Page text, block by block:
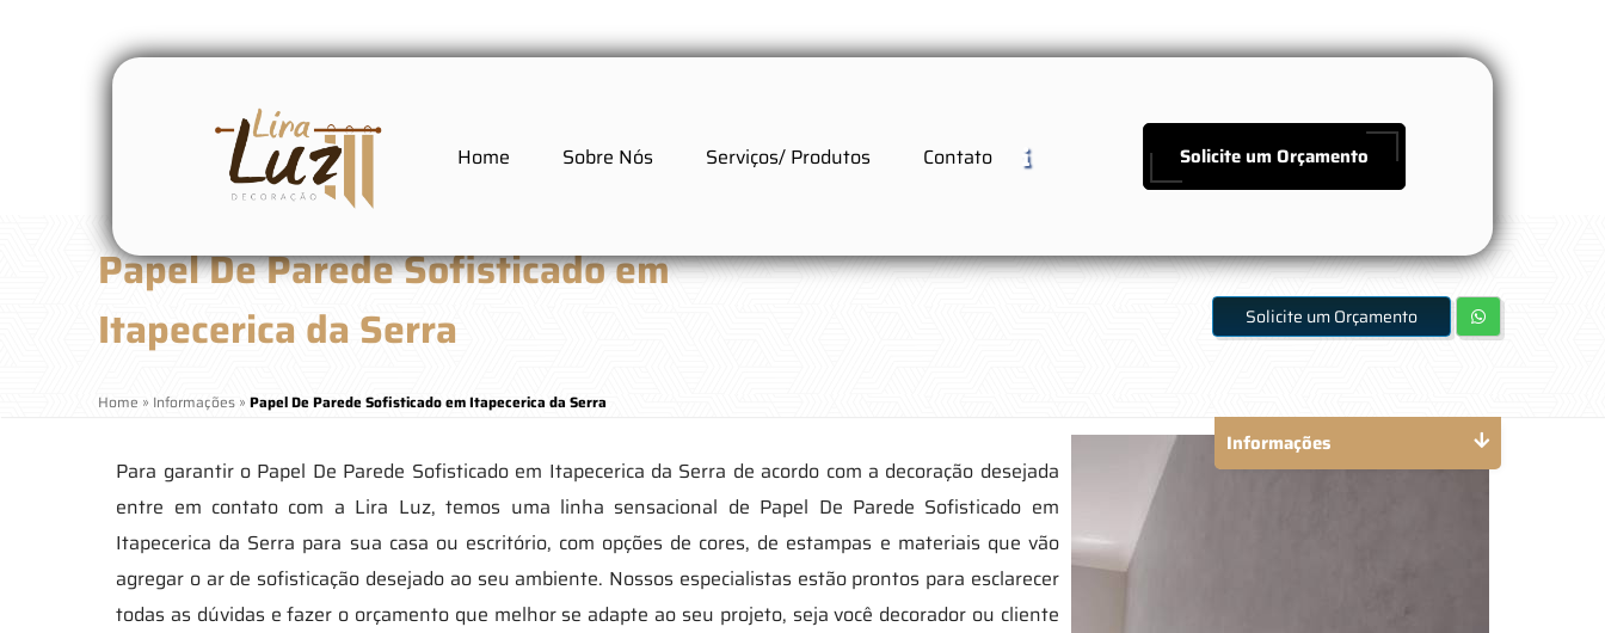
Home Sobre Nós Serviços/ Produtos Contato Solicite um Orçamento
Papel De Parede Sofisticado em
Itapecerica da Serra
Home » Informações »Papel De Parede Sofisticado em Itapecerica da Serra
Solicite um Orçamento
Para garantir o Papel De Parede Sofisticado em Itapecerica da Serra de acordo com a decoração desejada
entre em contato com a Lira Luz, temos uma linha sensacional de Papel De Parede Sofisticado em
Itapecerica da Serra para sua casa ou escritório, com opções de cores, de estampas e materiais que vão
agregar o ar de sofisticação desejado ao seu ambiente. Nossos especialistas estão prontos para esclarecer
todas as dúvidas e fazer o orçamento que melhor se adapte ao seu projeto, seja você decorador ou cliente
Informações